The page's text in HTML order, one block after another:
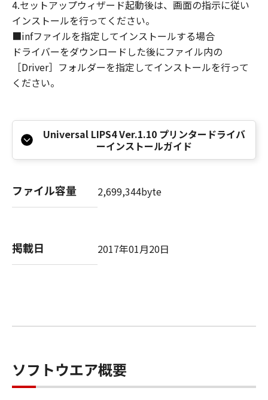
all U.S. Government End Users shall acquire
the SOFTWARE with only those rights set
forth herein. The manufacturer is Canon
Inc./30-2, Shimomaruko 3-chome, Ohta-ku,
Tokyo 146-8501, Japan.
本条項中で使用される"the SOFTWARE"とは、
本契約書中で定義される「本ソフトウェア」を
10．分離可能性
本契約書のいずれかの条項またはその一部が法
律により無効であると決定された場合でも、そ
の他の条項は完全に有効に存続するものとしま
以 上
No.026373
4.セットアップウィザード起動後は、画面の指示に従い
インストールを行ってください。
■infファイルを指定してインストールする場合
ドライバーをダウンロードした後にファイル内の
［Driver］フォルダーを指定してインストールを行って
ください。
Universal LIPS4 Ver.1.10 プリンタードライバ
ーインストールガイド
ファイル容量 2,699,344byte
掲載日 2017年01月20日
ソフトウエア概要